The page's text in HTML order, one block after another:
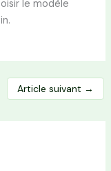
le modèle
Article suivant →